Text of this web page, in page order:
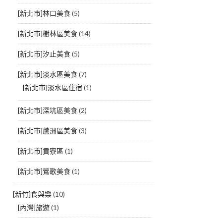
[新北市]林口美食(5)
[新北市]樹林區美食(14)
[新北市]汐止美食(5)
[新北市]淡水區美食(7)
[新北市]淡水區住宿 (1)
[新北市]深坑區美食(2)
[新北市]蘆洲區美食(3)
[新北市]貢寮區 (1)
[新北市]鶯歌美食(1)
[新竹]食與樂(10)
[內灣]旅遊(1)